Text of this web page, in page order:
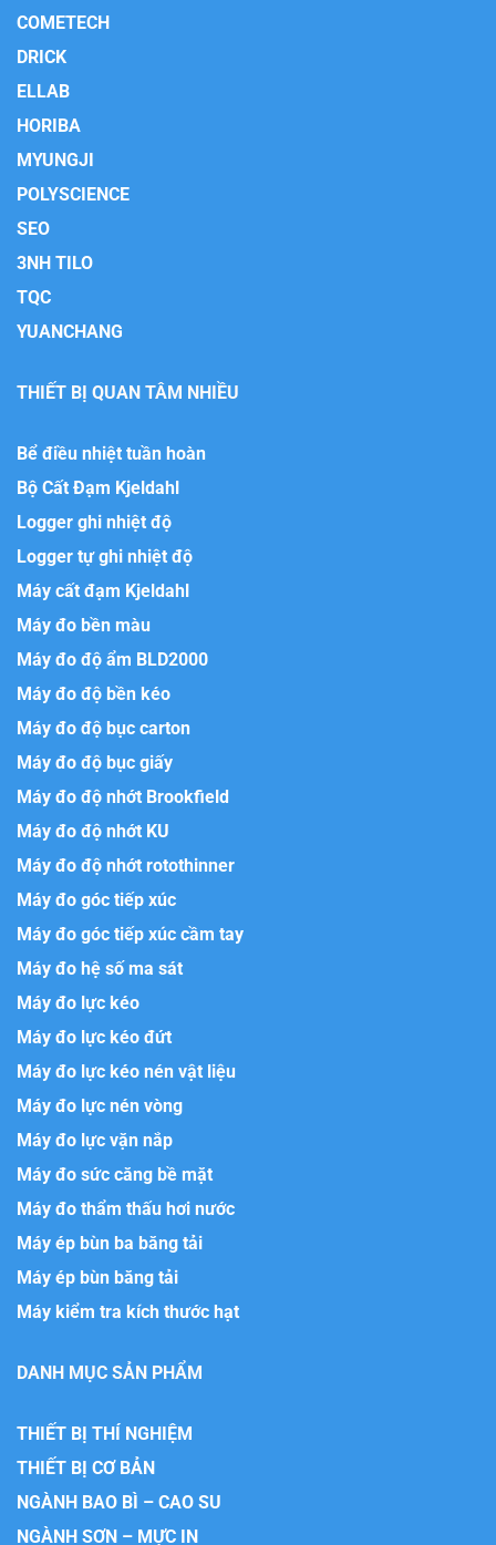
COMETECH
DRICK
ELLAB
HORIBA
MYUNGJI
POLYSCIENCE
SEO
3NH TILO
TQC
YUANCHANG
THIẾT BỊ QUAN TÂM NHIỀU
Bể điều nhiệt tuần hoàn
Bộ Cất Đạm Kjeldahl
Logger ghi nhiệt độ
Logger tự ghi nhiệt độ
Máy cất đạm Kjeldahl
Máy đo bền màu
Máy đo độ ẩm BLD2000
Máy đo độ bền kéo
Máy đo độ bục carton
Máy đo độ bục giấy
Máy đo độ nhớt Brookfield
Máy đo độ nhớt KU
Máy đo độ nhớt rotothinner
Máy đo góc tiếp xúc
Máy đo góc tiếp xúc cầm tay
Máy đo hệ số ma sát
Máy đo lực kéo
Máy đo lực kéo đứt
Máy đo lực kéo nén vật liệu
Máy đo lực nén vòng
Máy đo lực vặn nắp
Máy đo sức căng bề mặt
Máy đo thẩm thấu hơi nước
Máy ép bùn ba băng tải
Máy ép bùn băng tải
Máy kiểm tra kích thước hạt
DANH MỤC SẢN PHẨM
THIẾT BỊ THÍ NGHIỆM
THIẾT BỊ CƠ BẢN
NGÀNH BAO BÌ – CAO SU
NGÀNH SƠN – MỰC IN